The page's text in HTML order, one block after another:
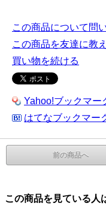
この商品について問
この商品を友達に教
買い物を続ける
Yahoo!ブックマー
はてなブックマー
前の商品へ
この商品を見ている人